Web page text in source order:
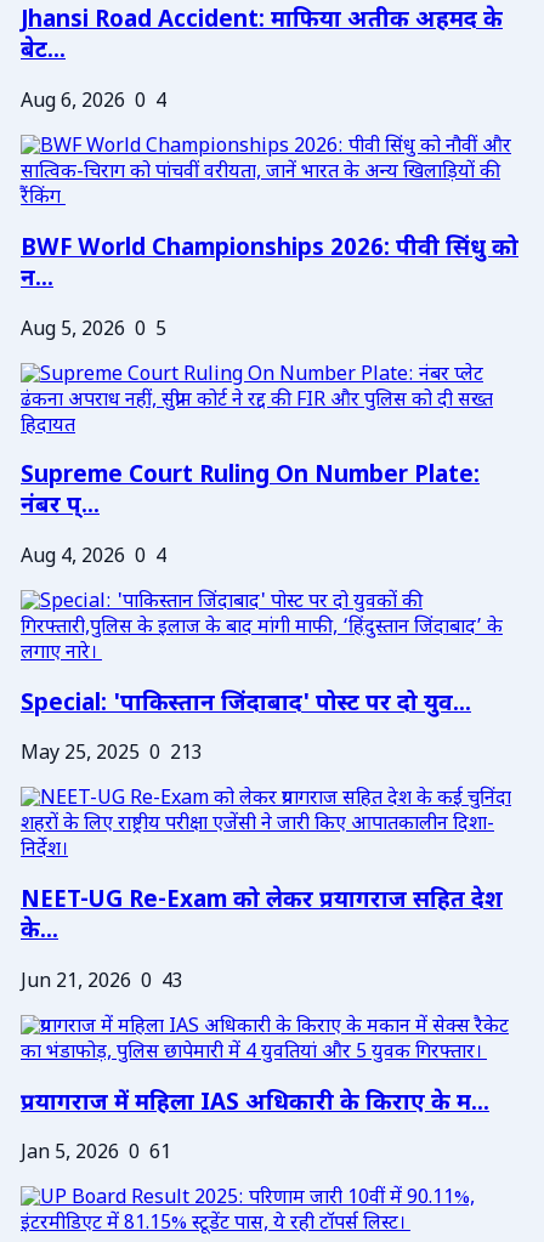
Jhansi Road Accident: माफिया अतीक अहमद के
बेट...
Aug 6, 2026 0 4
BWF World Championships 2026: पीवी सिंधु को
न...
Aug 5, 2026 0 5
Supreme Court Ruling On Number Plate:
नंबर प्...
Aug 4, 2026 0 4
Special: 'पाकिस्तान जिंदाबाद' पोस्ट पर दो युव...
May 25, 2025 0 213
NEET-UG Re-Exam को लेकर प्रयागराज सहित देश
के...
Jun 21, 2026 0 43
प्रयागराज में महिला IAS अधिकारी के किराए के म...
Jan 5, 2026 0 61